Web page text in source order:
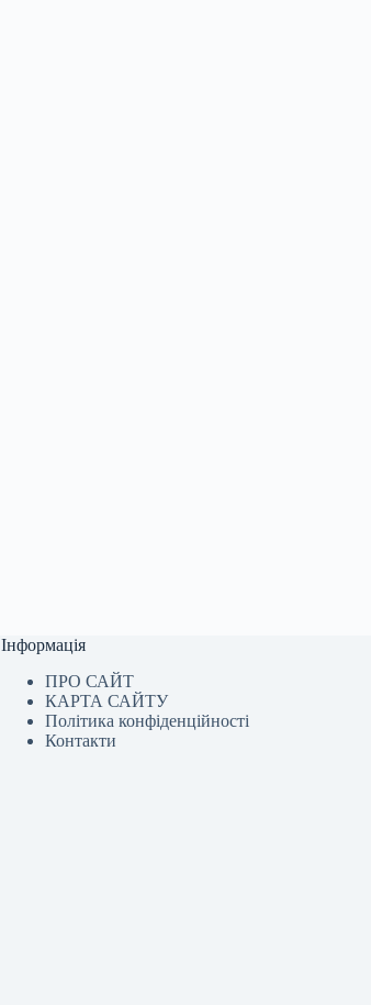
Інформація
ПРО САЙТ
КАРТА САЙТУ
Політика конфіденційності
Контакти